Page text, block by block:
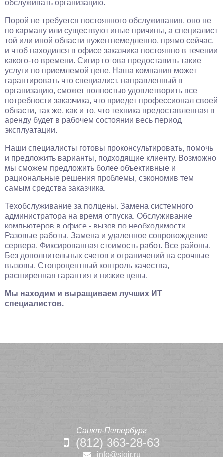
обслуживать организацию.
Порой не требуется постоянного обслуживания, оно не
по карману или существуют иные причины, а специалист
той или иной области нужен немедленно, прямо сейчас,
и чтоб находился в офисе заказчика постоянно в течении
какого-то времени. Сигир готова предоставить такие
услуги по приемлемой цене. Наша компания может
гарантировать что специалист, направленный в
организацию, сможет полностью удовлетворить все
потребности заказчика, что приедет профессионал своей
области, так же, как и то, что техника предоставленная в
аренду будет в рабочем состоянии весь период
эксплуатации.
Наши специалисты готовы проконсультировать, помочь
и предложить варианты, подходящие клиенту. Возможно
мы сможем предложить более объективные и
рациональные решения проблемы, сэкономив тем
самым средства заказчика.
Техобслуживание за полцены. Замена системного
администратора на время отпуска. Обслуживание
компьютеров в офисе - вызов по необходимости.
Разовые работы. Замена и удаленное сопровождение
сервера. Фиксированная стоимость работ. Все районы.
Без дополнительных счетов и ограничений на срочные
вызовы. Стопроцентный контроль качества,
расширенная гарантия и низкие цены.
Мы находим и выращиваем лучших ИТ
специалистов.
Санкт-Петербург
(812) 363-28-63
info@sigir.ru